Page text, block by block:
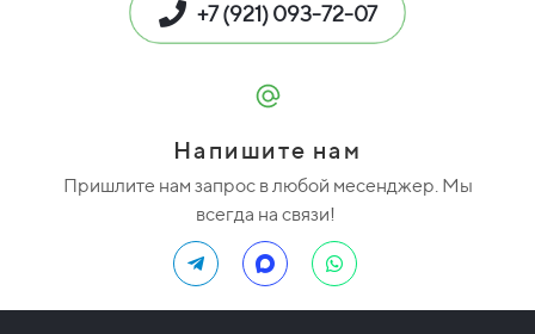
+7 (921) 093-72-07
Напишите нам
Пришлите нам запрос в любой месенджер. Мы
всегда на связи!